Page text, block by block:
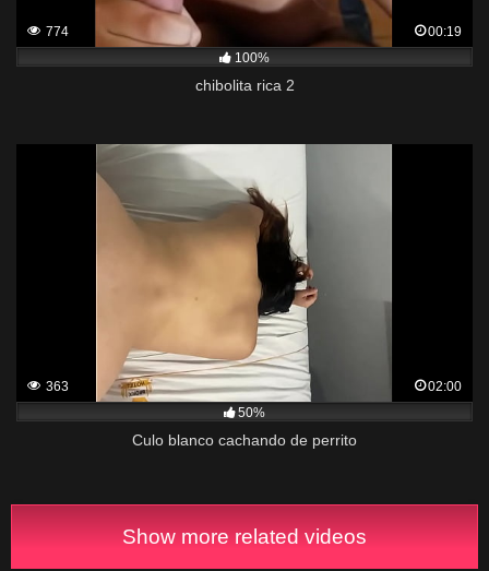
774
00:19
100%
chibolita rica 2
363
02:00
50%
Culo blanco cachando de perrito
Show more related videos